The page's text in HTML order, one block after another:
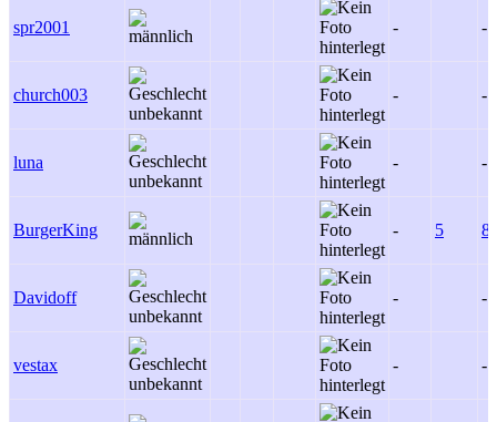
spr2001 - -
church003 - -
luna - -
BurgerKing - 5 8
Davidoff - -
vestax - -